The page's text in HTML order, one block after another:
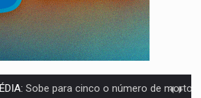
DE ARROZ:MPF assegura cumprimento da legislação sobre transporte